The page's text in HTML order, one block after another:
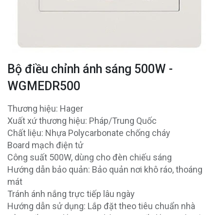
Bộ điều chỉnh ánh sáng 500W -
WGMEDR500
Thương hiệu: Hager
Xuất xứ thương hiệu: Pháp/Trung Quốc
Chất liệu: Nhựa Polycarbonate chống cháy
Board mạch điện tử
Công suất 500W, dùng cho đèn chiếu sáng
Hướng dẫn bảo quản: Bảo quản nơi khô ráo, thoáng
mát
Tránh ánh nắng trực tiếp lâu ngày
Hướng dẫn sử dụng: Lắp đặt theo tiêu chuẩn nhà